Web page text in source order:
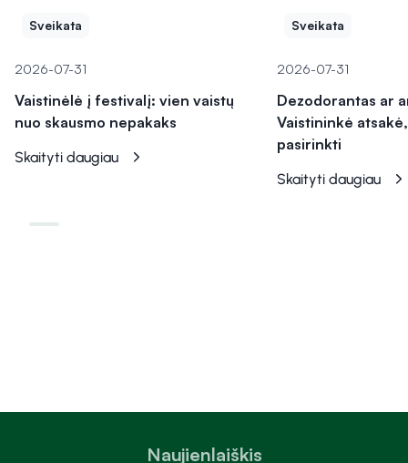
Sveikata
2026-07-31
Vaistinėlė į festivalį: vien vaistų
nuo skausmo nepakaks
Skaityti daugiau
Sveikata
2026-07-31
Dezodorantas ar
Vaistininkė
pasirinkti
Skaityti daugiau
Naujienlaiškis